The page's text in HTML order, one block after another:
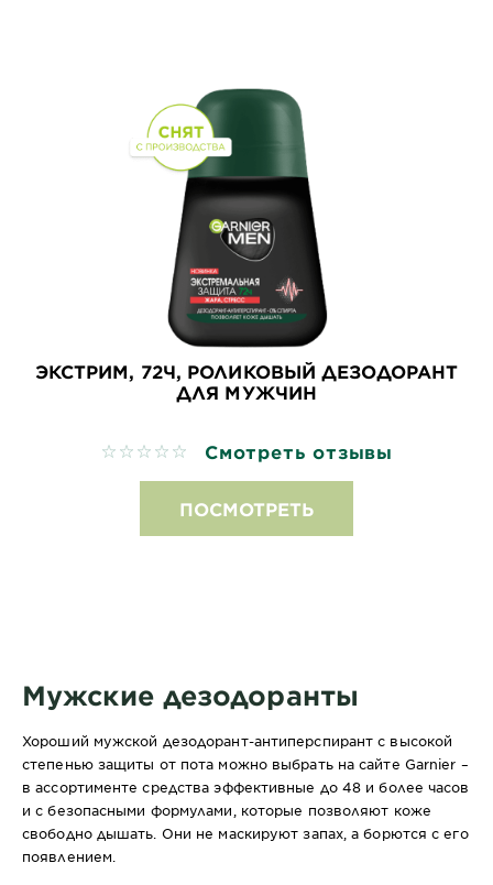
ЭКСТРИМ, 72Ч, РОЛИКОВЫЙ ДЕЗОДОРАНТ
ДЛЯ МУЖЧИН
No reviews Смотреть отзывы
ПОСМОТРЕТЬ
Мужские дезодоранты
Хороший мужской дезодорант-антиперспирант с высокой
степенью защиты от пота можно выбрать на сайте Garnier –
в ассортименте средства эффективные до 48 и более часов
и с безопасными формулами, которые позволяют коже
свободно дышать. Они не маскируют запах, а борются с его
появлением.